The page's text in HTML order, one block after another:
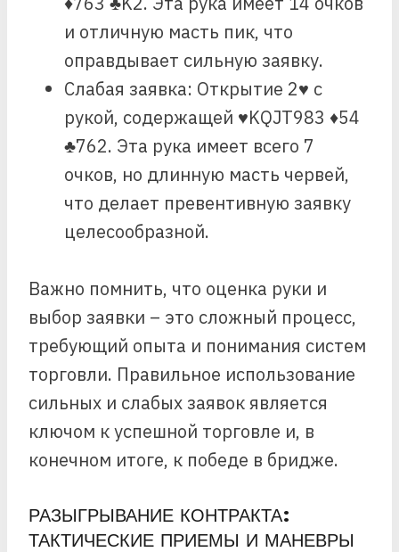
и отличную масть пик, что
оправдывает сильную заявку.
Слабая заявка: Открытие 2♥ с
рукой, содержащей ♥KQJT983 ♦54
♣762. Эта рука имеет всего 7
очков, но длинную масть червей,
что делает превентивную заявку
целесообразной.
Важно помнить, что оценка руки и
выбор заявки – это сложный процесс,
требующий опыта и понимания систем
торговли. Правильное использование
сильных и слабых заявок является
ключом к успешной торговле и, в
конечном итоге, к победе в бридже.
РАЗЫГРЫВАНИЕ КОНТРАКТА:
ТАКТИЧЕСКИЕ ПРИЕМЫ И МАНЕВРЫ